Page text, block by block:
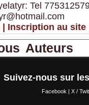
Tel
Inscription au site
Auteurs
Suivez-nous sur
Facebook | X /